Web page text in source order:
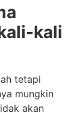
kali
tetapi
mungkin
akan